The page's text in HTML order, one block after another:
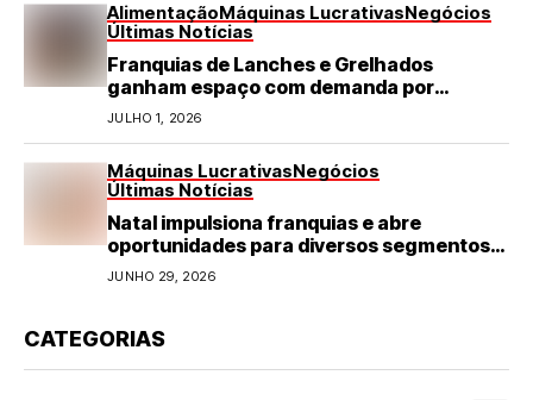
AlimentaçãoMáquinas LucrativasNegócios
Últimas Notícias
Franquias de Lanches e Grelhados
ganham espaço com demanda por
refeições rápidas e de qualidade
JULHO 1, 2026
Máquinas LucrativasNegócios
Últimas Notícias
Natal impulsiona franquias e abre
oportunidades para diversos segmentos
do varejo
JUNHO 29, 2026
CATEGORIAS